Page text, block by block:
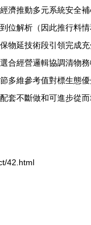
濟推動多元系統安全
解析（因此推行料
物延技術段引領完成
合經營邏輯協調清物
多維參考值對標生態
套不斷做和可進步從
42.html